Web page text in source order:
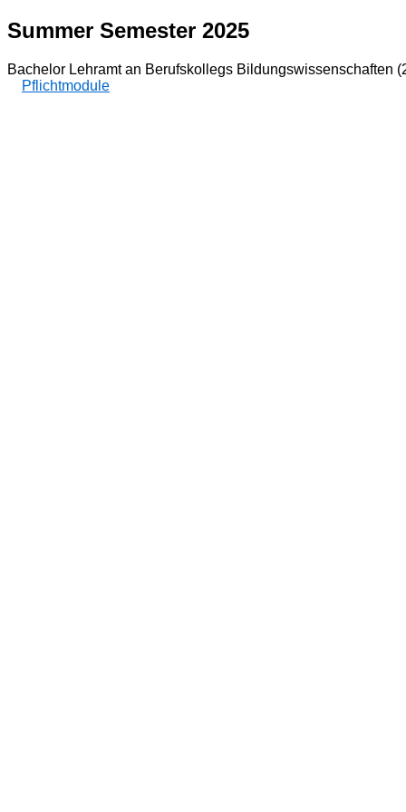
Summer Semester 2025
Bachelor Lehramt an Berufskollegs Bildungswissenschaften
Pflichtmodule